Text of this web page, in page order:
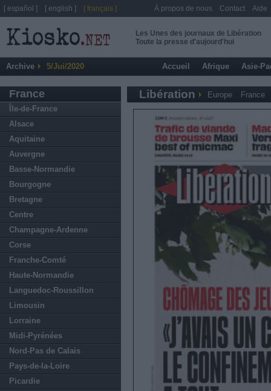
Les Unes des journaux de Libération
Toute la presse d'aujourd'hui
Archive 5/Jui/2020 Accueil Afrique Asie-
France
Île-de-France
Alsace
Aquitaine
Auvergne
Basse-Normandie
Bourgogne
Bretagne
Centre
Champagne-Ardenne
Corse
Franche-Comté
Haute-Normandie
Languedoc-Roussillon
Limousin
Lorraine
Midi-Pyrénées
Nord-Pas de Calais
Pays-de-la-Loire
Picardie
Libération Europe France
[ español ] [ english ] [ français ] À propos de nous Contact Aide